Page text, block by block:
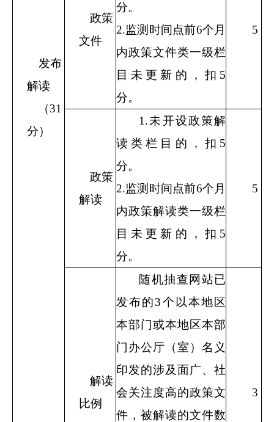
发布
解读
（31
分）
政策
文件
分。
2.监测时间点前6个月
内政策文件类一级栏
目未更新的，扣 5
分。
5
政策
解读
1.未开设政策解
读类栏目的，扣 5
分。
2.监测时间点前6个月
内政策解读类一级栏
目未更新的，扣 5
分。
5
解读
比例
随机抽查网站已
发布的3个以本地区
本部门或本地区本部
门办公厅（室）名义
印发的涉及面广、社
会关注度高的政策文
件，被解读的文件数
3